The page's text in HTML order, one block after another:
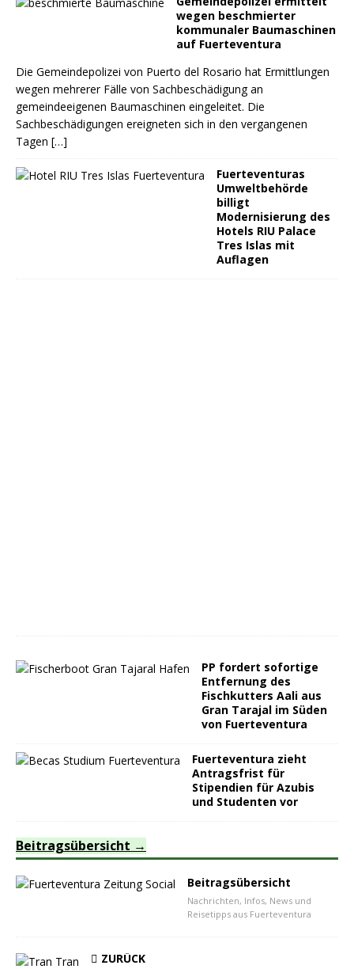
wegen beschmierter
kommunaler Baumaschinen
auf Fuerteventura
Die Gemeindepolizei von Puerto del Rosario hat Ermittlungen
wegen mehrerer Fälle von Sachbeschädigung an
gemeindeeigenen Baumaschinen eingeleitet. Die
Sachbeschädigungen ereigneten sich in den vergangenen
Tagen […]
Fuerteventuras
Umweltbehörde
billigt
Modernisierung des
Hotels RIU Palace
Tres Islas mit
Auflagen
PP fordert sofortige
Entfernung des
Fischkutters Aali aus
Gran Tarajal im Süden
von Fuerteventura
Fuerteventura zieht
Antragsfrist für
Stipendien für Azubis
und Studenten vor
Beitragsübersicht
Beitragsübersicht
Nachrichten, Infos, News und
Reisetipps aus Fuerteventura
ZURÜCK